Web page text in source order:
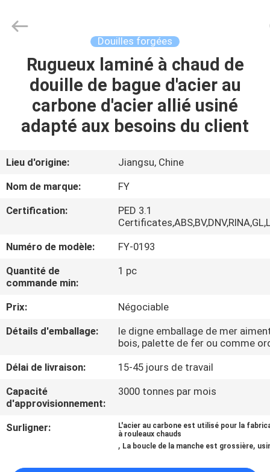
MAISON
PRODUITS
VIDÉOS
AU
DE
NOUS
VISITE
D'USINE
CONTRÔLE
DE
NOUS
Forging
Douilles forgées
Rugueux laminé à chaud de
douille de bague d'acier au
carbone d'acier allié usiné
adapté aux besoins du client
Lieu d'origine:
Jiangsu, Chine
Nom de marque:
FY
Certification:
PED 3.1
Numéro de modèle:
FY-0193
Quantité de
commande min:
1 pc
Prix:
Négociable
Détails d'emballage:
le digne emballage de mer
bois, palette de fer ou comme
Délai de livraison:
15-45 jours de travail
Capacité
d'approvisionnement:
3000 tonnes par mois
Surligner:
L'acier au carbone est utilisé pour la
à rouleaux chauds
, La boucle de la manche est grossière,